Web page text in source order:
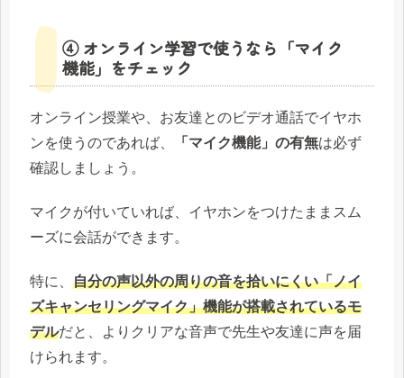
④ オンライン学習で使うなら「マイク
機能」をチェック
オンライン授業や、お友達とのビデオ通話でイヤホ
ンを使うのであれば、
「マイク機能」の有無は必ず
確認しましょう。
マイクが付いていれば、イヤホンをつけたままスム
ーズに会話ができます。
特に、 自分の声以外の周りの音を拾いにくい「ノイ
ズキャンセリングマイク」機能が搭載されているモ
デルだと、よりクリアな音声で先生や友達に声を届
けられます。